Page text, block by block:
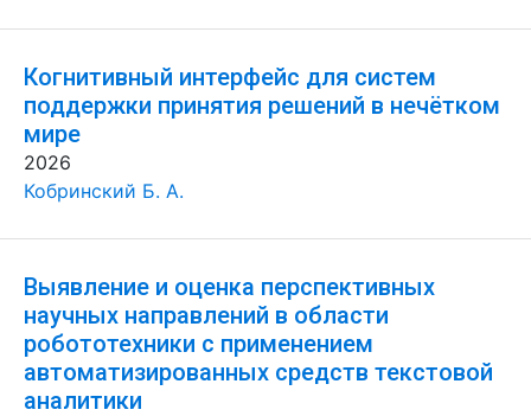
Когнитивный интерфейс для систем
поддержки принятия решений в нечётком
мире
2026
Кобринский Б. А.
Выявление и оценка перспективных
научных направлений в области
робототехники с применением
автоматизированных средств текстовой
аналитики